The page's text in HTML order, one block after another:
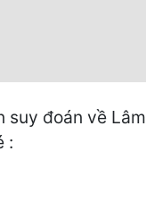
suy đoán về Lâm
: